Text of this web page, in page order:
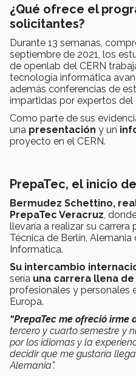
¿Qué ofrece el
solicitantes?
Durante 13 semanas,
septiembre de 2021, los
de openlab del CERN
tecnología informática
además conferencias de
impartidas por expertos del
Como parte de sus
una presentación y un
proyecto en el CERN.
PrepaTec, el inicio
Bermudez Schettino,
PrepaTec Veracruz,
llevaría a realizar su
Técnica de Berlín,
Informática.
Su intercambio
sería una carrera llena
profesionales y personales
Europa.
“PrepaTec me ofreció irme
tercero y cuarto semestre y
por los idiomas y la
decidir que me gustaría
Alemania”.